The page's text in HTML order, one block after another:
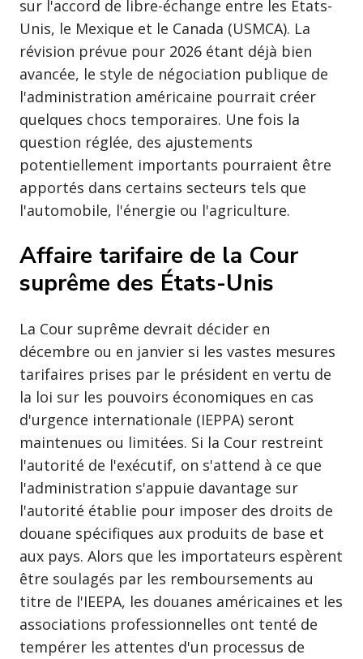
sur l'accord de libre-échange entre les États-
Unis, le Mexique et le Canada (USMCA). La
révision prévue pour 2026 étant déjà bien
avancée, le style de négociation publique de
l'administration américaine pourrait créer
quelques chocs temporaires. Une fois la
question réglée, des ajustements
potentiellement importants pourraient être
apportés dans certains secteurs tels que
l'automobile, l'énergie ou l'agriculture.
Affaire tarifaire de la Cour
suprême des États-Unis
La Cour suprême devrait décider en
décembre ou en janvier si les vastes mesures
tarifaires prises par le président en vertu de
la loi sur les pouvoirs économiques en cas
d'urgence internationale (IEPPA) seront
maintenues ou limitées. Si la Cour restreint
l'autorité de l'exécutif, on s'attend à ce que
l'administration s'appuie davantage sur
l'autorité établie pour imposer des droits de
douane spécifiques aux produits de base et
aux pays. Alors que les importateurs espèrent
être soulagés par les remboursements au
titre de l'IEEPA, les douanes américaines et les
associations professionnelles ont tenté de
tempérer les attentes d'un processus de